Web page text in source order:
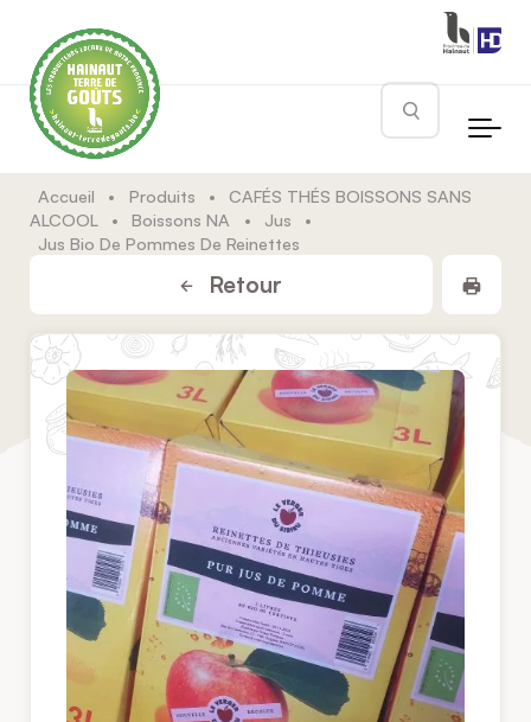
Rechercher
Accueil • Produits •
CAFÉS THÉS BOISSONS SANS
ALCOOL
• Boissons NA • Jus
•
Jus Bio De Pommes De Reinettes
Retour